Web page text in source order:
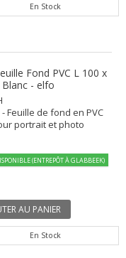
En Stock
Fond PVC L 100 x
- elfo
- Feuille de fond en PVC
portrait et photo
(ENTREPÔT À GLABBEEK)
AU PANIER
En Stock